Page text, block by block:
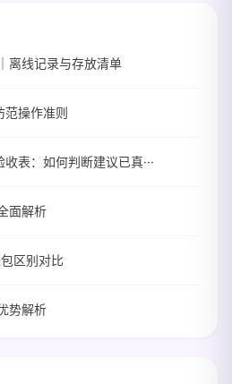
离线记录与存放清单
范操作准则
表：如何判断建议已真···
面解析
区别对比
势解析